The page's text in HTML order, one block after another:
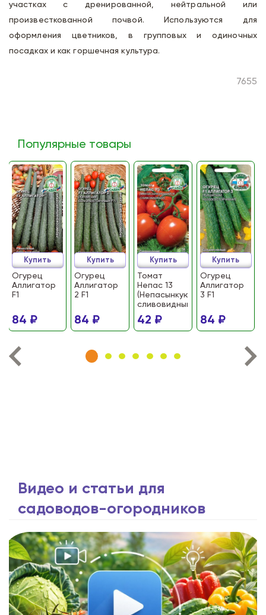
участках с дренированной, нейтральной или
произвесткованной почвой. Используются для
оформления цветников, в групповых и одиночных
посадках и как горшечная культура.
7655
Популярные товары
Огурец
Аллигатор
F1
84 ₽
Купить
Огурец
Аллигатор
2 F1
84 ₽
Купить
Томат
Непас 13
(Непасынкующийся
сливовидный)
42 ₽
Купить
Огурец
Аллигатор
3 F1
84 ₽
Купить
Видео и статьи для
садоводов-огородников